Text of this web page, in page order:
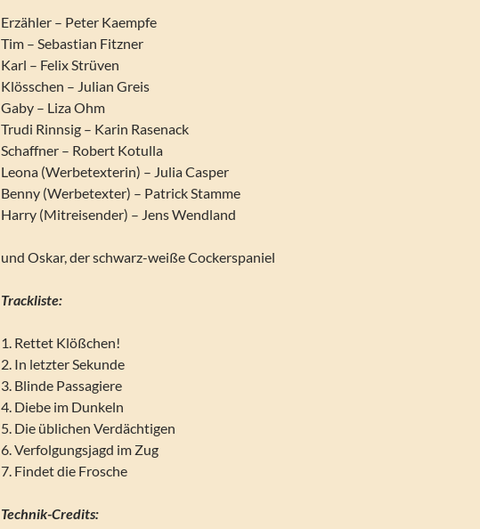
Erzähler – Peter Kaempfe
Tim – Sebastian Fitzner
Karl – Felix Strüven
Klösschen – Julian Greis
Gaby – Liza Ohm
Trudi Rinnsig – Karin Rasenack
Schaffner – Robert Kotulla
Leona (Werbetexterin) – Julia Casper
Benny (Werbetexter) – Patrick Stamme
Harry (Mitreisender) – Jens Wendland
und Oskar, der schwarz-weiße Cockerspaniel
Trackliste:
1. Rettet Klößchen!
2. In letzter Sekunde
3. Blinde Passagiere
4. Diebe im Dunkeln
5. Die üblichen Verdächtigen
6. Verfolgungsjagd im Zug
7. Findet die Frosche
Technik-Credits: